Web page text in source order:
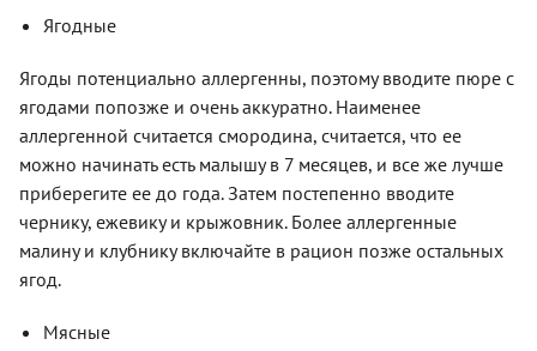
Ягодные
Ягоды потенциально аллергенны, поэтому вводите пюре с
ягодами попозже и очень аккуратно. Наименее
аллергенной считается смородина, считается, что ее
можно начинать есть малышу в 7 месяцев, и все же лучше
приберегите ее до года. Затем постепенно вводите
чернику, ежевику и крыжовник. Более аллергенные
малину и клубнику включайте в рацион позже остальных
ягод.
Мясные